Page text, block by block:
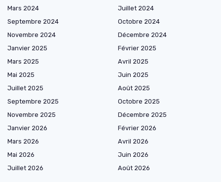
Mars 2024
Juillet 2024
Septembre 2024
Octobre 2024
Novembre 2024
Décembre 2024
Janvier 2025
Février 2025
Mars 2025
Avril 2025
Mai 2025
Juin 2025
Juillet 2025
Août 2025
Septembre 2025
Octobre 2025
Novembre 2025
Décembre 2025
Janvier 2026
Février 2026
Mars 2026
Avril 2026
Mai 2026
Juin 2026
Juillet 2026
Août 2026